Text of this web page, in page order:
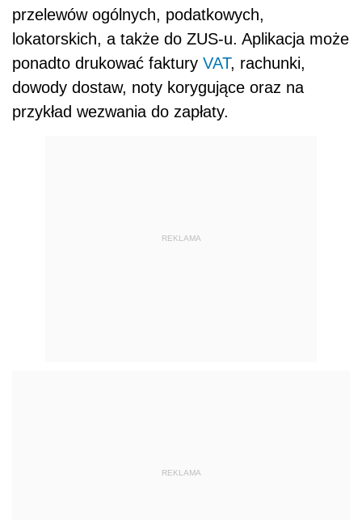
przelewów ogólnych, podatkowych,
lokatorskich, a także do ZUS-u. Aplikacja może
ponadto drukować faktury VAT, rachunki,
dowody dostaw, noty korygujące oraz na
przykład wezwania do zapłaty.
REKLAMA
REKLAMA